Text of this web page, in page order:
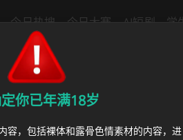
今日热搜 今日大赛 AI短剧 学
动漫
绿帽社区
首页 › 必吃大瓜 › 内马尔强势入选巴
你已年满18岁
容，包括裸体和露骨色情素材的内容，进